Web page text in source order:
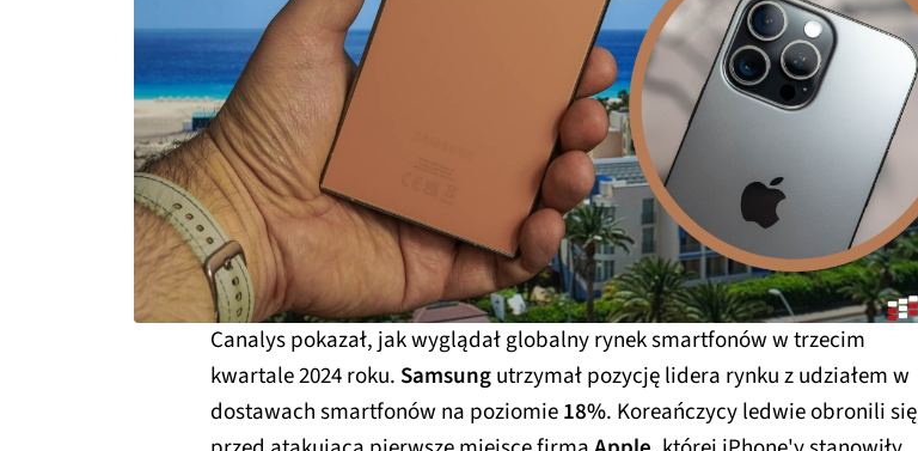
Canalys pokazał, jak wyglądał globalny rynek smartfonów w trzecim
kwartale 2024 roku. Samsungutrzymał pozycję lidera rynku z udziałem w
dostawach smartfonów na poziomie18%. Koreańczycy ledwie obronili się